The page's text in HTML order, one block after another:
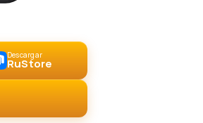
Descargar
RuStore